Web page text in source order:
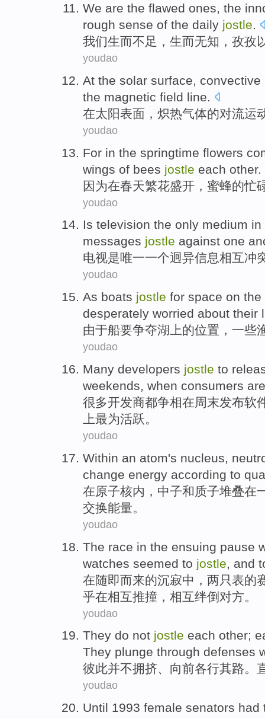
We are the flawed ones, the
rough sense of the daily jostle.
我们生而不足 ，生而无知， 孜孜
youdao
At the solar surface, convective
the magnetic field line.
在太阳表面 ，炽热气体的对流运
youdao
For in the springtime flowers
wings of bees jostle each other.
因为在春天繁花盛开， 蜜蜂的忙
youdao
Is television the only medium in
messages jostle against one
电视是唯一一个迥异信息相互冲
youdao
As boats jostle for space on the
desperately worried about their
由于船要争夺湖 上的位置 ，一些
youdao
Many developers jostle to
weekends, when consumers
很多开发商都争相在周末发布软
上最为活跃。
youdao
Within an atom's nucleus,
change energy according to
在原子核内， 中子和 质子堆叠在
交换能量。
youdao
The race in the ensuing pause
watches seemed to jostle , and
在随即而来的沉寂中，两只表的
乎在相互推撞，相互绊倒对方。
youdao
They do not jostle each other;
They plunge through defenses
彼此并不拥挤、向前各行其路。
youdao
Until 1993 female senators had